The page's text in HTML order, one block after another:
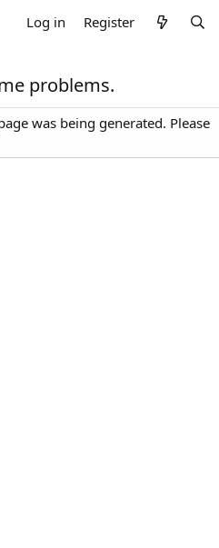
Log in Register
problems.
was being generated. Please